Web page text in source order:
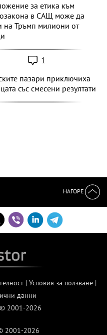
за етика към
в САЩ може да
на Тръмп милиони от
1
пазари приключиха
със смесени резултати
НАГОРЕ
| Условия за ползване|
данни
2001-2026
2001-2026